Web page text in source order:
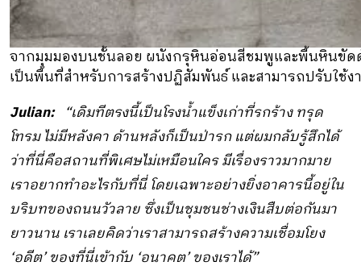
จากมุมมองบนชั้นลอย ผนังกรุหินอ่อนสีชมพูและพื้นหินขัด
เป็นพื้นที่สำหรับการสร้างปฏิสัมพันธ์ และสามารถปรับใช้
Julian: “เดิมทีตรงนี้เป็นโรงน้ำแข็งเก่าที่รกร้าง ทรุด
โทรม ไม่มีหลังคา ด้านหลังก็เป็นป่ารก แต่ผมกลับรู้สึกได้
ว่าที่นี่คือสถานที่พิเศษไม่เหมือนใคร มีเรื่องราวมากมาย
เราอยากทำอะไรกับที่นี่ โดยเฉพาะอย่างยิ่งอาคารนี้อยู่ใน
บริบทของถนนวัวลาย ซึ่งเป็นชุมชนช่างเงินสืบต่อกันมา
ยาวนาน เราเลยคิดว่าเราสามารถสร้างความเชื่อมโยง
‘อดีต’ ของที่นี่เข้ากับ ‘อนาคต’ ของเราได้”